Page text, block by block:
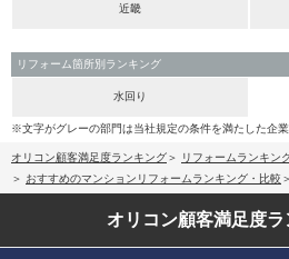
近畿
リフォーム箇所別ランキング
水回り
※文字がグレーの部門は当社規定の条件を満たした企
オリコン顧客満足度ランキング
リフォームランキン
おすすめのマンションリフォームランキング・比較
オリコン顧客満足度ラ